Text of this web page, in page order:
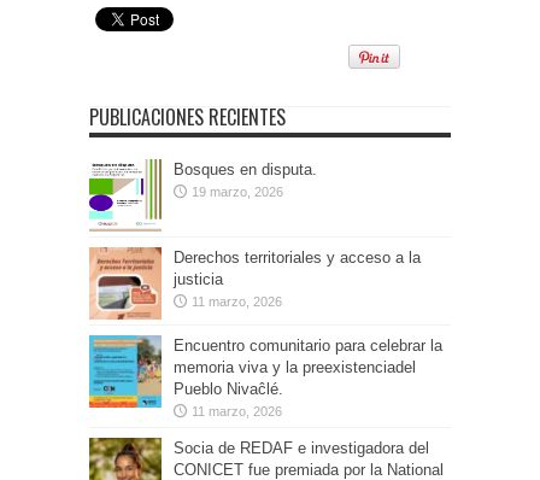
PUBLICACIONES RECIENTES
Bosques en disputa.
19 marzo, 2026
Derechos territoriales y acceso a la
justicia
11 marzo, 2026
Encuentro comunitario para celebrar la
memoria viva y la preexistenciadel
Pueblo Nivaĉlé.
11 marzo, 2026
Socia de REDAF e investigadora del
CONICET fue premiada por la National